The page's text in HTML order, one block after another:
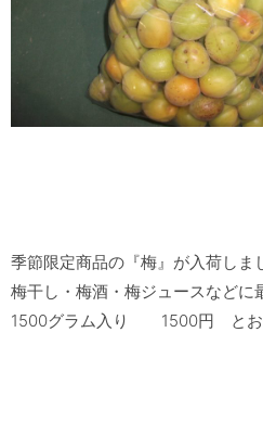
季節限定商品の『梅』が入荷しま
梅干し・梅酒・梅ジュースなどに